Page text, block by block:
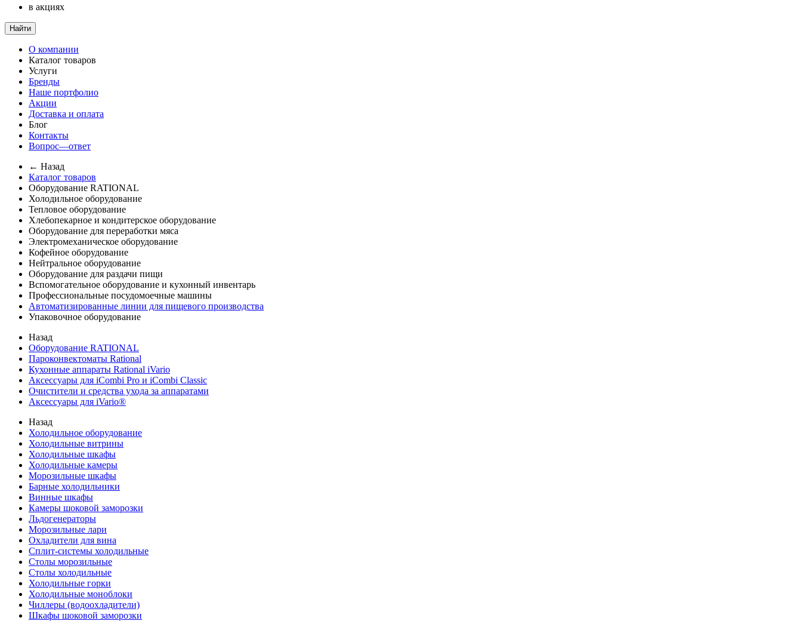
в акциях
Найти
О компании
Каталог товаров
Услуги
Бренды
Наше портфолио
Акции
Доставка и оплата
Блог
Контакты
Вопрос—ответ
← Назад
Каталог товаров
Оборудование RATIONAL
Холодильное оборудование
Тепловое оборудование
Хлебопекарное и кондитерское оборудование
Оборудование для переработки мяса
Электромеханическое оборудование
Кофейное оборудование
Нейтральное оборудование
Оборудование для раздачи пищи
Вспомогательное оборудование и кухонный инвентарь
Профессиональные посудомоечные машины
Автоматизированные линии для пищевого производства
Упаковочное оборудование
Назад
Оборудование RATIONAL
Пароконвектоматы Rational
Кухонные аппараты Rational iVario
Аксессуары для iCombi Pro и iCombi Classic
Очистители и средства ухода за аппаратами
Аксессуары для iVario®
Назад
Холодильное оборудование
Холодильные витрины
Холодильные шкафы
Холодильные камеры
Морозильные шкафы
Барные холодильники
Винные шкафы
Камеры шоковой заморозки
Льдогенераторы
Морозильные лари
Охладители для вина
Сплит-системы холодильные
Столы морозильные
Столы холодильные
Холодильные горки
Холодильные моноблоки
Чиллеры (водоохладители)
Шкафы шоковой заморозки